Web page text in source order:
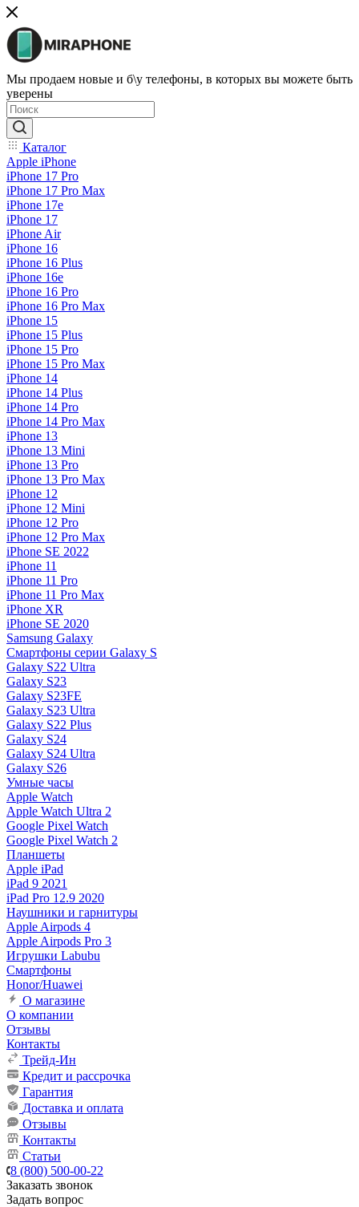
Мы продаем новые и б\у телефоны, в которых вы можете быть
уверены
Каталог
Apple iPhone
iPhone 17 Pro
iPhone 17 Pro Max
iPhone 17e
iPhone 17
iPhone Air
iPhone 16
iPhone 16 Plus
iPhone 16e
iPhone 16 Pro
iPhone 16 Pro Max
iPhone 15
iPhone 15 Plus
iPhone 15 Pro
iPhone 15 Pro Max
iPhone 14
iPhone 14 Plus
iPhone 14 Pro
iPhone 14 Pro Max
iPhone 13
iPhone 13 Mini
iPhone 13 Pro
iPhone 13 Pro Max
iPhone 12
iPhone 12 Mini
iPhone 12 Pro
iPhone 12 Pro Max
iPhone SE 2022
iPhone 11
iPhone 11 Pro
iPhone 11 Pro Max
iPhone XR
iPhone SE 2020
Samsung Galaxy
Смартфоны серии Galaxy S
Galaxy S22 Ultra
Galaxy S23
Galaxy S23FE
Galaxy S23 Ultra
Galaxy S22 Plus
Galaxy S24
Galaxy S24 Ultra
Galaxy S26
Умные часы
Apple Watch
Apple Watch Ultra 2
Google Pixel Watch
Google Pixel Watch 2
Планшеты
Apple iPad
iPad 9 2021
iPad Pro 12.9 2020
Наушники и гарнитуры
Apple Airpods 4
Apple Airpods Pro 3
Игрушки Labubu
Смартфоны
Honor/Huawei
О магазине
О компании
Отзывы
Контакты
Трейд-Ин
Кредит и рассрочка
Гарантия
Доставка и оплата
Отзывы
Контакты
Статьи
8 (800) 500-00-22
Заказать звонок
Задать вопрос